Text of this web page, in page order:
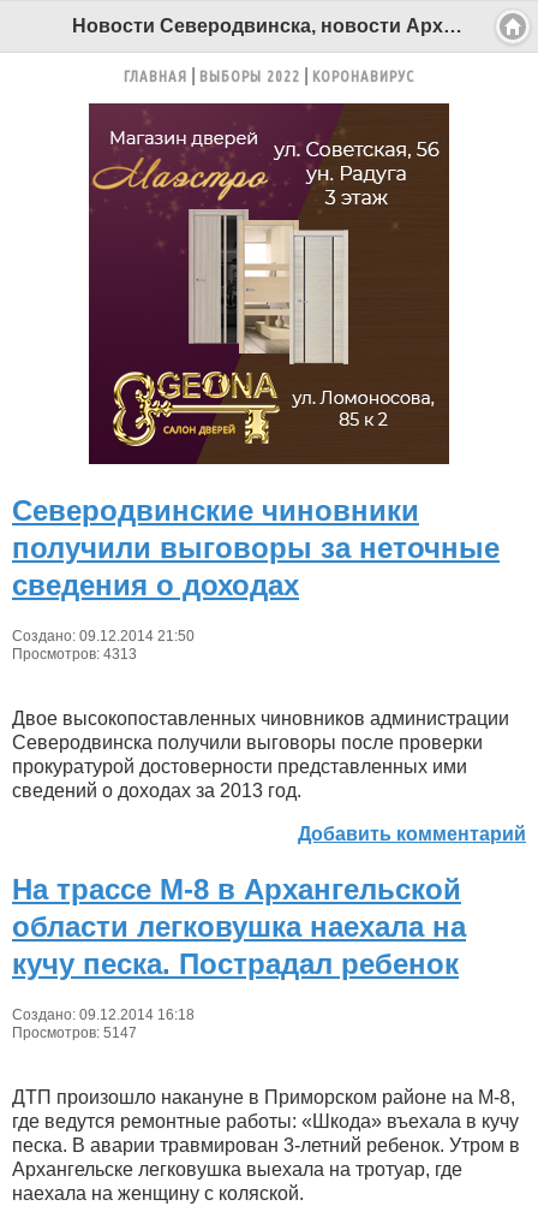
Новости Северодвинска, новости Архангельска - Беломорканал Северодвинск tv29.ru
ГЛАВНАЯ ВЫБОРЫ 2022 КОРОНАВИРУС
Северодвинские чиновники
получили выговоры за неточные
сведения о доходах
Создано: 09.12.2014 21:50
Просмотров: 4313
Двое высокопоставленных чиновников администрации
Северодвинска получили выговоры после проверки
прокуратурой достоверности представленных ими
сведений о доходах за 2013 год.
Добавить комментарий
На трассе М-8 в Архангельской
области легковушка наехала на
кучу песка. Пострадал ребенок
Создано: 09.12.2014 16:18
Просмотров: 5147
ДТП произошло накануне в Приморском районе на М-8,
где ведутся ремонтные работы: «Шкода» въехала в кучу
песка. В аварии травмирован 3-летний ребенок. Утром в
Архангельске легковушка выехала на тротуар, где
наехала на женщину с коляской.